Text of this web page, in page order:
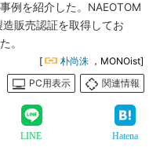
例を紹介した。NAEOTOM
販売認証を取得してお
。
[ 朴尚洙 ，MONOist]
PC用表示
関連情報
LINE Hatena